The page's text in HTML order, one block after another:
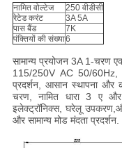
नामित वोल्टेज
250 वीडीसी
रेटेड करंट
3A 5A
पास बैंड
7K
पंक्तियों की संख्या6
सामान्य प्रयोजन 3A 1-चरण
115/250V AC 50/
प्रदर्शन, आसान स्थापना और
चरण, नामित धारा 3 ए
इलेक्ट्रॉनिक्स, घरेलू
और सामान्य मोड मंदता प्रदर्शन.